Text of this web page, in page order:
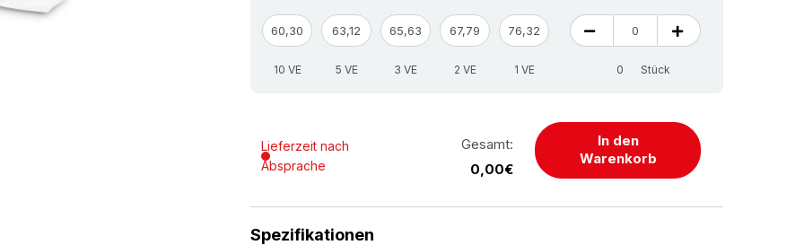
60,30 63,12 65,63 67,79 76,32
10 VE 5 VE 3 VE 2 VE 1 VE Stück
Lieferzeit nach
Absprache
Gesamt:
0,00€
In den
Warenkorb
Spezifikationen